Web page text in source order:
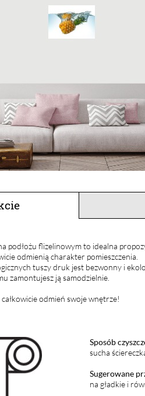
podłożu flizelinowym to idealna
odmienią charakter pomieszczenia.
tuszy druk jest bezwonny i
zamontujesz ją samodzielnie.
odmień swoje wnętrze!
Sposób
sucha
Sugerowane
na gładkie i